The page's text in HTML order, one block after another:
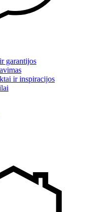
garantijos
ir inspiracijos